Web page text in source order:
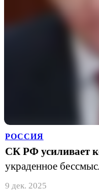
РОССИЯ
СК РФ усиливает
украденное
9 дек. 2025